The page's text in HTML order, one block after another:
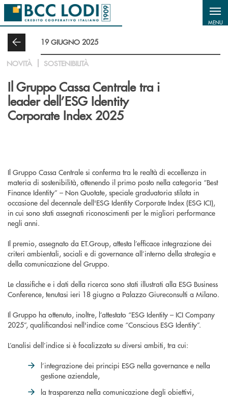
Salta al contenuto principale
MENU
19 GIUGNO 2025
NOVITÀ SOSTENIBILITÀ
Il Gruppo Cassa Centrale tra i
leader dell’ESG Identity
Corporate Index 2025
Il Gruppo Cassa Centrale si conferma tra le realtà di eccellenza in
materia di sostenibilità, ottenendo il primo posto nella categoria “Best
Finance Identity” – Non Quotate, speciale graduatoria stilata in
occasione del decennale dell'ESG Identity Corporate Index (ESG ICI),
in cui sono stati assegnati riconoscimenti per le migliori performance
negli anni.
Il premio, assegnato da ET.Group, attesta l’efficace integrazione dei
criteri ambientali, sociali e di governance all’interno della strategia e
della comunicazione del Gruppo.
Le classifiche e i dati della ricerca sono stati illustrati alla ESG Business
Conference, tenutasi ieri 18 giugno a Palazzo Giureconsulti a Milano.
Il Gruppo ha ottenuto, inoltre, l’attestato “ESG Identity – ICI Company
2025”, qualificandosi nell'indice come “Conscious ESG Identity”.
L’analisi dell’indice si è focalizzata su diversi ambiti, tra cui:
l’integrazione dei principi ESG nella governance e nella
gestione aziendale,
la trasparenza nella comunicazione degli obiettivi,